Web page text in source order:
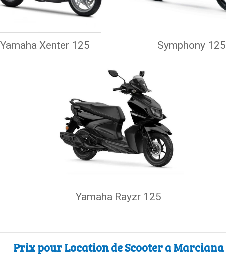
Yamaha Xenter 125 Symphony 125
Yamaha Rayzr 125
Prix pour Location de Scooter a Marciana